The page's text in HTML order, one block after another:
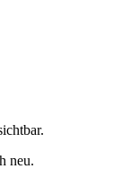
neu.